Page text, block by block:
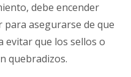
debe encender
asegurarse de que
evitar que los sellos o
quebradizos.